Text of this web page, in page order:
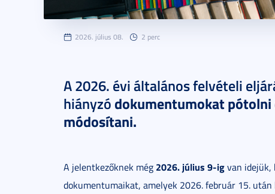
2026. július 08. 2 perc
A 2026. évi általános felvételi
hiányzó dokumentumokat pótolni
módosítani.
A jelentkezőknek még 2026. július 9-igvan idejük,
dokumentumaikat, amelyek 2026. február 15.